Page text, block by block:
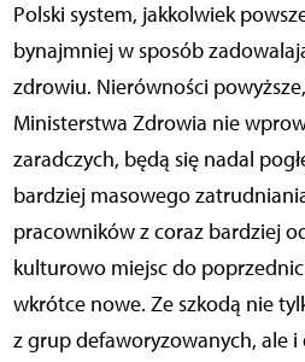
Polski system, jakkolwiek
bynajmniej w sposób
zdrowiu. Nierówności
Ministerstwa Zdrowia nie
zaradczych, będą się nadal
bardziej masowego
pracowników z coraz bardziej
kulturowo miejsc do
wkrótce nowe. Ze szkodą nie
z grup defaworyzowanych, ale